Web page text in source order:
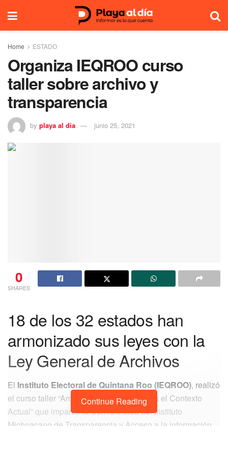
Home ESTADO
Organiza IEQROO curso
taller sobre archivo y
transparencia
by playa al dia junio 25, 2021
0
SHARES
18 de los 32 estados han
armonizado sus leyes con la
Ley General de Archivos
El Instituto Electoral de Quintana Roo (IEQROO), realizó
el curso taller “Archivo y Transparencia en el Contexto
Actual” que impartió la Comisionada del Instituto
Michoacano de Transparencia y Acceso a la información
Continue Reading